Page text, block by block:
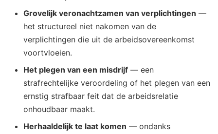
Grovelijk veronachtzamen van verplichtingen —
het structureel niet nakomen van de
verplichtingen die uit de arbeidsovereenkomst
voortvloeien.
Het plegen van een misdrijf — een
strafrechtelijke veroordeling of het plegen van een
ernstig strafbaar feit dat de arbeidsrelatie
onhoudbaar maakt.
Herhaaldelijk te laat komen — ondanks